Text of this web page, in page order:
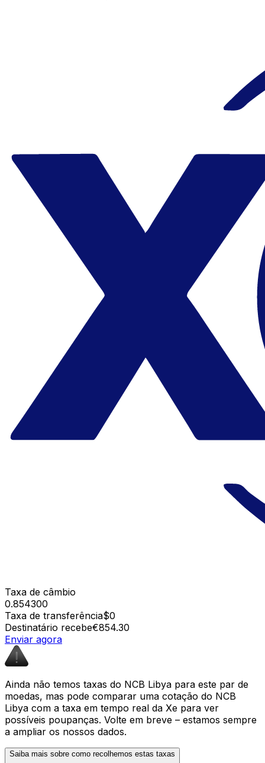
Taxa de câmbio
0.854300
Taxa de transferência$0
Destinatário recebe€854.30
Enviar agora
Ainda não temos taxas do NCB Libya para este par de
moedas, mas pode comparar uma cotação do NCB
Libya com a taxa em tempo real da Xe para ver
possíveis poupanças. Volte em breve – estamos sempre
a ampliar os nossos dados.
Saiba mais sobre como recolhemos estas taxas